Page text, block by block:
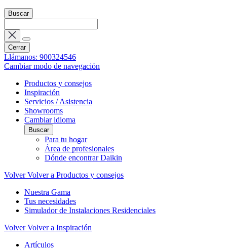
Buscar
Cerrar
Llámanos: 900324546
Cambiar modo de navegación
Productos y consejos
Inspiración
Servicios / Asistencia
Showrooms
Cambiar idioma
Buscar
Para tu hogar
Área de profesionales
Dónde encontrar Daikin
Volver Volver a Productos y consejos
Nuestra Gama
Tus necesidades
Simulador de Instalaciones Residenciales
Volver Volver a Inspiración
Artículos